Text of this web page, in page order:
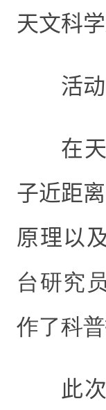
天文科
活
在
子近距
原理以
台研究
作了科普
此